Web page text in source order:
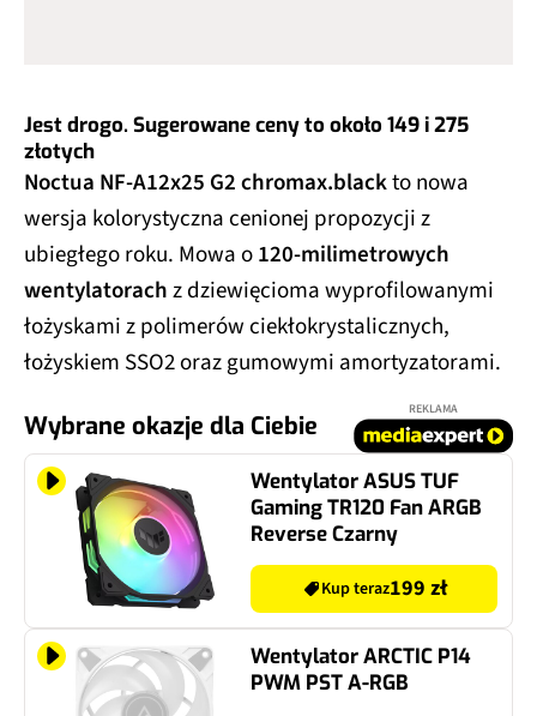
Jest drogo. Sugerowane ceny to około 149 i 275
złotych
Noctua NF-A12x25 G2 chromax.blackto nowa
wersja kolorystyczna cenionej propozycji z
ubiegłego roku. Mowa o120-milimetrowych
wentylatorachz dziewięcioma wyprofilowanymi
łożyskami z polimerów ciekłokrystalicznych,
łożyskiem SSO2 oraz gumowymi amortyzatorami.
Wybrane okazje dla Ciebie
REKLAMA
Wentylator ASUS TUF
Gaming TR120 Fan ARGB
Reverse Czarny
Kup teraz199 zł
Wentylator ARCTIC P14
PWM PST A-RGB